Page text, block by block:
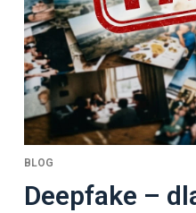
BLOG
Deepfake –